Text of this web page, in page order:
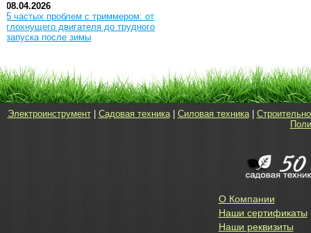
08.04.2026
5 частых проблем с триммером: от
глохнущего двигателя до трудного
запуска после зимы
Электроинструмент| Садовая техника| Силовая техника|
О Компании
Наши сертификаты
Наши реквизиты